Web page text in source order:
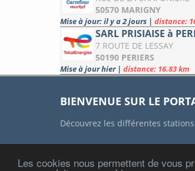
Les cookies nous permettent de vous
50570 MARIGNY
Mise à jour: il y a 2 jours | distance:
SARL PRISIAISE à
7 ROUTE DE LESSAY
50190 PERIERS
Mise à jour hier | distance: 16.83 km
BIENVENUE SUR LE
Découvrez les différentes
ACCUEIL CONTACT MENTIONS